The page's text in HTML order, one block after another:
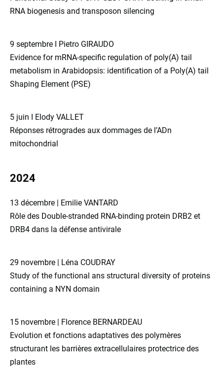
RNA biogenesis and transposon silencing
9 septembre I Pietro GIRAUDO
Evidence for mRNA-specific regulation of poly(A) tail
metabolism in Arabidopsis: identification of a Poly(A) tail
Shaping Element (PSE)
5 juin I Elody VALLET
Réponses rétrogrades aux dommages de l’ADn
mitochondrial
2024
13 décembre | Emilie VANTARD
Rôle des Double-stranded RNA-binding protein DRB2 et
DRB4 dans la défense antivirale
29 novembre | Léna COUDRAY
Study of the functional ans structural diversity of proteins
containing a NYN domain
15 novembre | Florence BERNARDEAU
Evolution et fonctions adaptatives des polymères
structurant les barrières extracellulaires protectrice des
plantes